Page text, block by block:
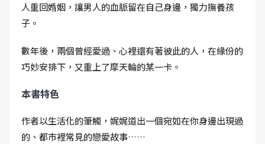
人重回婚姻，讓男人的血脈留在自己身邊，獨力撫養孩
子。
數年後，兩個曾經愛過、心裡還有著彼此的人，在緣份的
巧妙安排下，又重上了摩天輪的某一卡。
本書特色
作者以生活化的筆觸，娓娓道出一個宛如在你身邊出現過
的、都市裡常見的戀愛故事……